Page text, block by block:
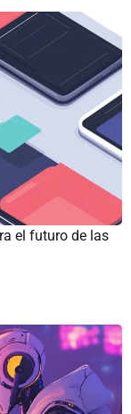
el futuro de las